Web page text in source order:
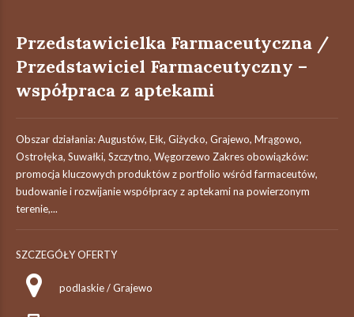
Przedstawicielka Farmaceutyczna /
Przedstawiciel Farmaceutyczny –
współpraca z aptekami
Obszar działania: Augustów, Ełk, Giżycko, Grajewo, Mrągowo,
Ostrołęka, Suwałki, Szczytno, Węgorzewo Zakres obowiązków:
promocja kluczowych produktów z portfolio wśród farmaceutów,
budowanie i rozwijanie współpracy z aptekami na powierzonym
terenie,...
SZCZEGÓŁY OFERTY
podlaskie / Grajewo